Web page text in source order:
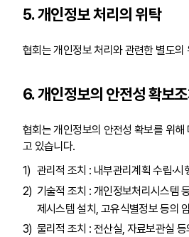
5. 개인정보 처리의 위탁
협회는 개인정보 처리와 관련한 별도의
6. 개인정보의 안전성 확보
협회는 개인정보의 안전성 확보를 위해
고 있습니다.
관리적 조치 : 내부관리계획 수립·시
기술적 조치 : 개인정보처리시스템
제시스템 설치, 고유식별정보 등의
물리적 조치 : 전산실, 자료보관실